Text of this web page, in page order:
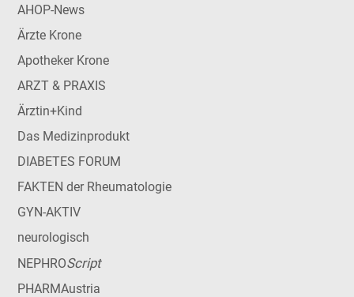
AHOP-News
Ärzte Krone
Apotheker Krone
ARZT & PRAXIS
Ärztin+Kind
Das Medizinprodukt
DIABETES FORUM
FAKTEN der Rheumatologie
GYN-AKTIV
neurologisch
NEPHROScript
PHARMAustria